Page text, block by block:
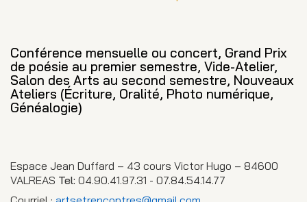
Conférence mensuelle ou concert, Grand Prix
de poésie au premier semestre, Vide-Atelier,
Salon des Arts au second semestre, Nouveaux
Ateliers (Écriture, Oralité, Photo numérique,
Généalogie)
Espace Jean Duffard – 43 cours Victor Hugo – 84600
VALREAS Tel: 04.90.41.97.31 - 07.84.54.14.77